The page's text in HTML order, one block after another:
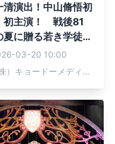
清演出！中山脩悟初
初主演！ 戦後81
夏に贈る若き学徒兵
かえらざる青春”の
朽の名作 舞台
同期の桜』2026年
03-20 10:00
（株）キョードーメディアス